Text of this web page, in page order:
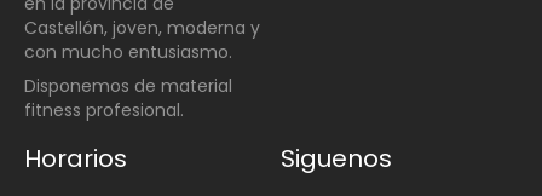
Castellón, joven, moderna y
con mucho entusiasmo.
Disponemos de material
fitness profesional.
Horarios Siguenos